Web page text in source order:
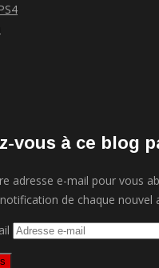
vous à ce blog
adresse e-mail pour vous
de chaque nouvel